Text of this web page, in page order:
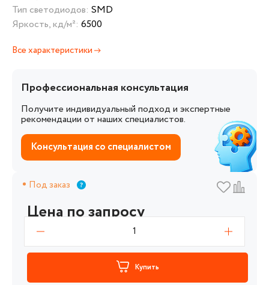
Тип светодиодов: SMD
Яркость, кд/м²: 6500
Все характеристики
Профессиональная консультация
Получите индивидуальный подход и экспертные
рекомендации от наших специалистов.
Консультация со специалистом
Под заказ
Цена по запросу
1
Купить